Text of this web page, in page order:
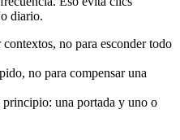
diario.
no para esconder todo
no para compensar una
una portada y uno o